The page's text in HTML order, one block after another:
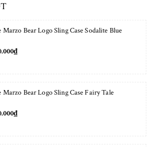
Marzo Bear Logo Sling Case Sodalite Blue
Marzo Bear Logo Sling Case Fairy Tale